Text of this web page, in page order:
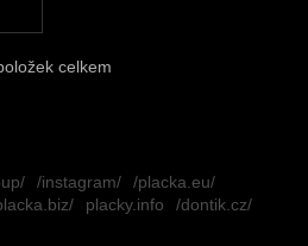
O
a
c
celkem
/instagram/
/placka.eu/
placky.info /dontik.cz/